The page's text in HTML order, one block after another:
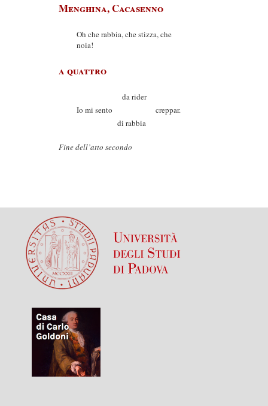
Menghina, Cacasenno
Oh che rabbia, che stizza, che
noia!
a quattro
da rider
Io mi sento creppar.
di rabbia
Fine dell’atto secondo